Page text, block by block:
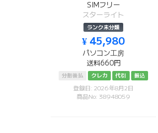
SIMフリー
スターライト
ランク未分類
¥ 45,980
パソコン工房
送料660円
分割後払 クレカ 代引 振込
登録日: 2026年8月2日
商品No: 38948059